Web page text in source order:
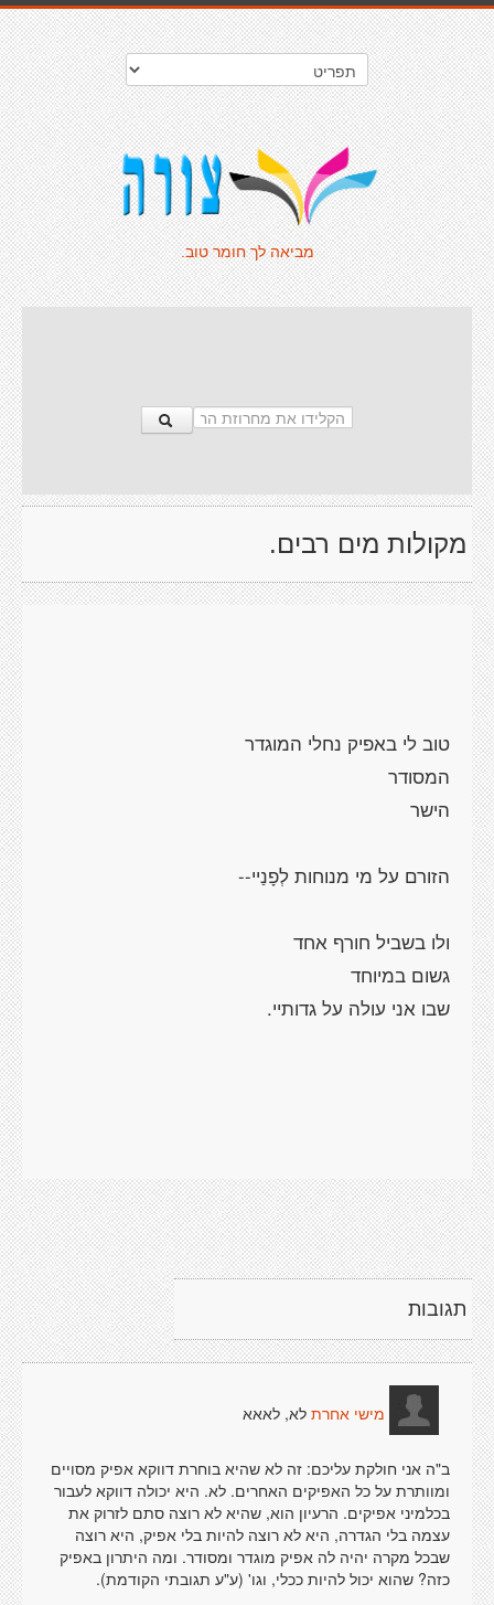
מביאה לך חומר טוב.
מקולות מים רבים.
תגובות
מישי אחרת לא, לאאא
ב"ה אני חולקת עליכם: זה לא שהיא בוחרת דווקא אפיק מסויים
ומוותרת על כל האפיקים האחרים. לא. היא יכולה דווקא לעבור
בכלמיני אפיקים. הרעיון הוא, שהיא לא רוצה סתם לזרוק את
עצמה בלי הגדרה, היא לא רוצה להיות בלי אפיק, היא רוצה
שבכל מקרה יהיה לה אפיק מוגדר ומסודר. ומה היתרון באפיק
כזה? שהוא יכול להיות ככלי, וגו' (ע"ע תגובתי הקודמת).